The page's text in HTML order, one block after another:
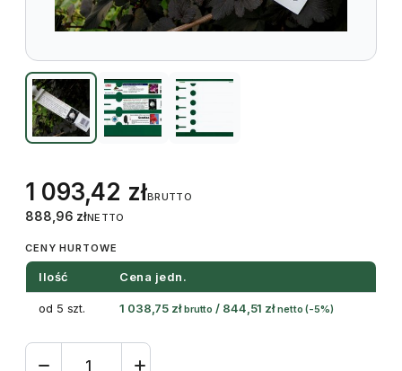
1 093,42 złBRUTTO
888,96 złNETTO
CENY HURTOWE
Ilość Cena jedn.
od 5 szt. 1 038,75 zł brutto / 844,51 zł netto (-5%)
ilość